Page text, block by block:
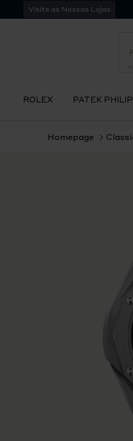
para
Visite as Nossas Lojas
ROLEX PATEK
Homepage